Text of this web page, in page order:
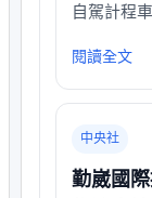
自駕計程
閱讀全文
中央社
勤崴國